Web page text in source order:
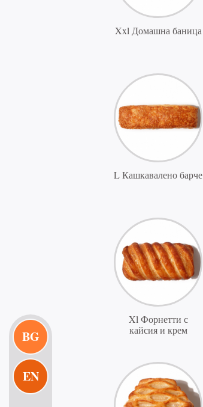
BG
EN
Xxl Домашна баница
L Кашкавалено барче
Xl Форнетти с
кайсия и крем